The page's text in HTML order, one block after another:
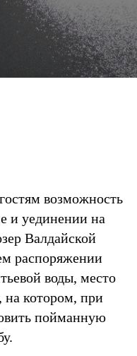
возможность
и уединении на
Валдайской
распоряжении
воды, место
на котором, при
пойманную